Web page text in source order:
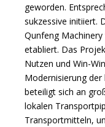
geworden.
sukzessive initiiert.
Qunfeng
etabliert. Das
Nutzen und Win-
Modernisierung
beteiligt sich an
lokalen
Transportmitteln,